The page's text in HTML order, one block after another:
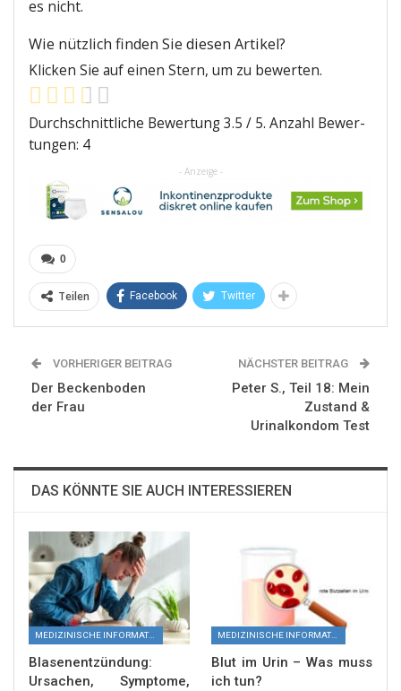
es nicht.
Wie nütz­lich fin­den Sie die­sen Artikel?
Kli­cken Sie auf einen Stern, um zu bewerten.
Durch­schnitt­li­che Bewer­tung3.5 / 5. Anzahl Bewer­
tun­gen: 4
- Anzeige -
0
Teilen Facebook Twitter
VORHERIGER BEITRAG
Der Beckenboden
der Frau
NÄCHSTER BEITRAG
Peter S., Teil 18: Mein
Zustand &
Urinalkondom Test
DAS KÖNNTE SIE AUCH INTERESSIEREN
MEDIZINISCHE INFORMATIONEN
Blasenentzündung:
Ursachen, Symptome,
MEDIZINISCHE INFORMATIONEN
Blut im Urin – Was muss
ich tun?